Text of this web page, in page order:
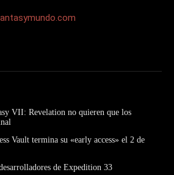
VII: Revelation no quieren que los
Vault termina su «early access» el 2 de
de Expedition 33